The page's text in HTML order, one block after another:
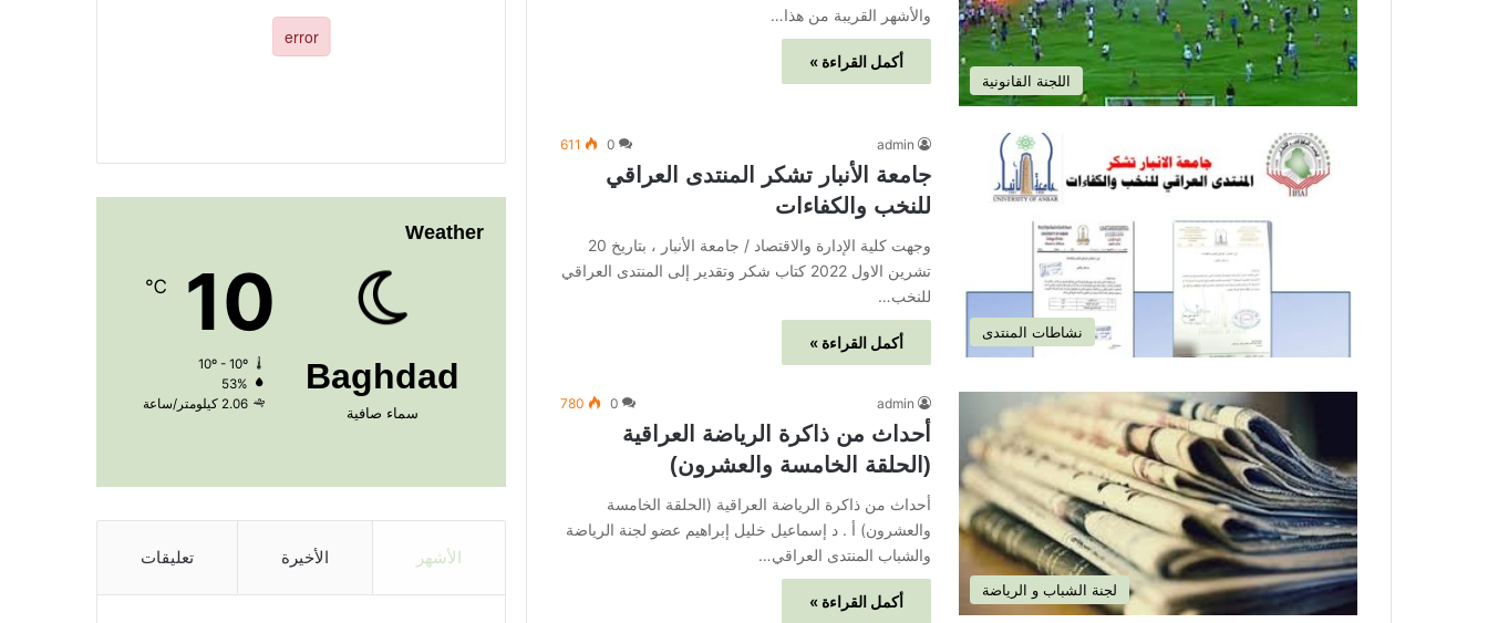
اللجنة القانونية
والأشهر القريبة من هذا…
أكمل القراءة »
نشاطات المنتدى
admin
0
611
جامعة الأنبار تشكر المنتدى العراقي
للنخب والكفاءات
وجهت كلية الإدارة والاقتصاد / جامعة الأنبار ، بتاريخ 20
تشرين الاول 2022 كتاب شكر وتقدير إلى المنتدى العراقي
للنخب…
أكمل القراءة »
لجنة الشباب و الرياضة
admin
0
780
أحداث من ذاكرة الرياضة العراقية
(الحلقة الخامسة والعشرون)
أحداث من ذاكرة الرياضة العراقية (الحلقة الخامسة
والعشرون) أ . د إسماعيل خليل إبراهيم عضو لجنة الرياضة
والشباب المنتدى العراقي…
أكمل القراءة »
Weather
Baghdad
سماء صافية
10
℃
10º - 10º
53%
2.06 كيلومتر/ساعة
الأشهر الأخيرة تعليقات